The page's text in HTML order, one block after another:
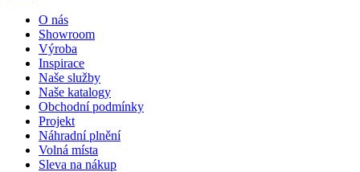
O nás
Showroom
Výroba
Inspirace
Naše služby
Naše katalogy
Obchodní podmínky
Projekt
Náhradní plnění
Volná místa
Sleva na nákup